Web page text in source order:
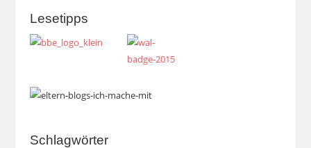
Lesetipps
Schlagwörter